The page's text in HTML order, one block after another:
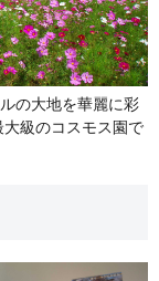
の大地を華麗に彩
級のコスモス園で